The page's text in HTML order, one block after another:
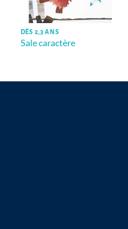
DÈS 2,3 ANS
Sale caractère